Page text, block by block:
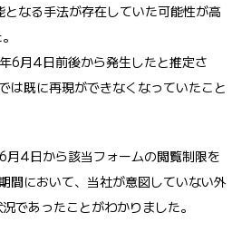
なる手法が存在していた可能性が高
6月4日前後から発生したと推定さ
既に再現ができなくなっていたこと
4日から該当フォームの閲覧制限を
において、当社が意図していない外
であったことがわかりました。